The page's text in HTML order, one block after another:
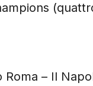
Roma – Il